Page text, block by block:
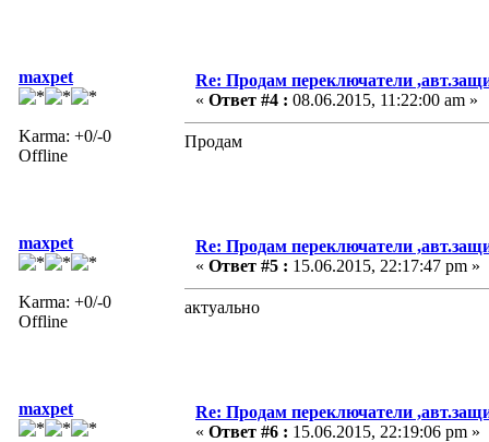
maxpet
Karma: +0/-0
Offline
Re: Продам переключатели
« Ответ #4 : 08.06.2015, 11:22:00 am »
Продам
maxpet
Karma: +0/-0
Offline
Re: Продам переключатели
« Ответ #5 : 15.06.2015, 22:17:47 pm »
актуально
maxpet
Re: Продам переключатели
« Ответ #6 : 15.06.2015, 22:19:06 pm »